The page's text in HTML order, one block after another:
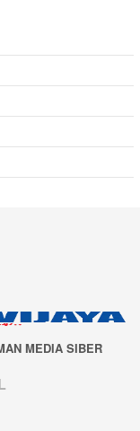
MEDIA SIBER